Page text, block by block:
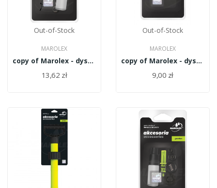
Out-of-Stock
MAROLEX
copy of Marolex - dysza kompletna MR1.0 H Z12/10-H
13,62 zł
Out-of-Stock
MAROLEX
copy of Marolex - dysza kompletna MR1.0 H Z12/10-H
9,00 zł